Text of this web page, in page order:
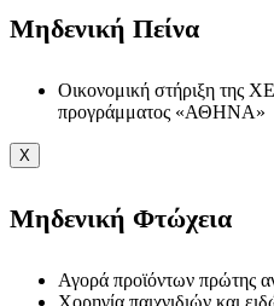
Μηδενική Πείνα
Οικονομική στήριξη της
προγράμματος «ΑΘΗΝΑ»
X
Μηδενική Φτώχεια
Αγορά προϊόντων πρώτης